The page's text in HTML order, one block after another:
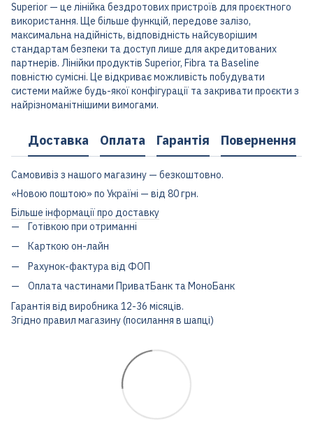
Superior — це лінійка бездротових пристроїв для проєктного
використання. Ще більше функцій, передове залізо,
максимальна надійність, відповідність найсуворішим
стандартам безпеки та доступ лише для акредитованих
партнерів. Лінійки продуктів Superior, Fibra та Baseline
повністю сумісні. Це відкриває можливість побудувати
системи майже будь-якої конфігурації та закривати проєкти з
найрізноманітнішими вимогами.
Доставка Оплата Гарантія Повернення
Самовивіз з нашого магазину — безкоштовно.
«Новою поштою» по Україні — від 80 грн.
Більше інформації про доставку
Готівкою при отриманні
Карткою он-лайн
Рахунок-фактура від ФОП
Оплата частинами ПриватБанк та МоноБанк
Гарантія від виробника 12-36 місяців.
Згідно правил магазину (посилання в шапці)